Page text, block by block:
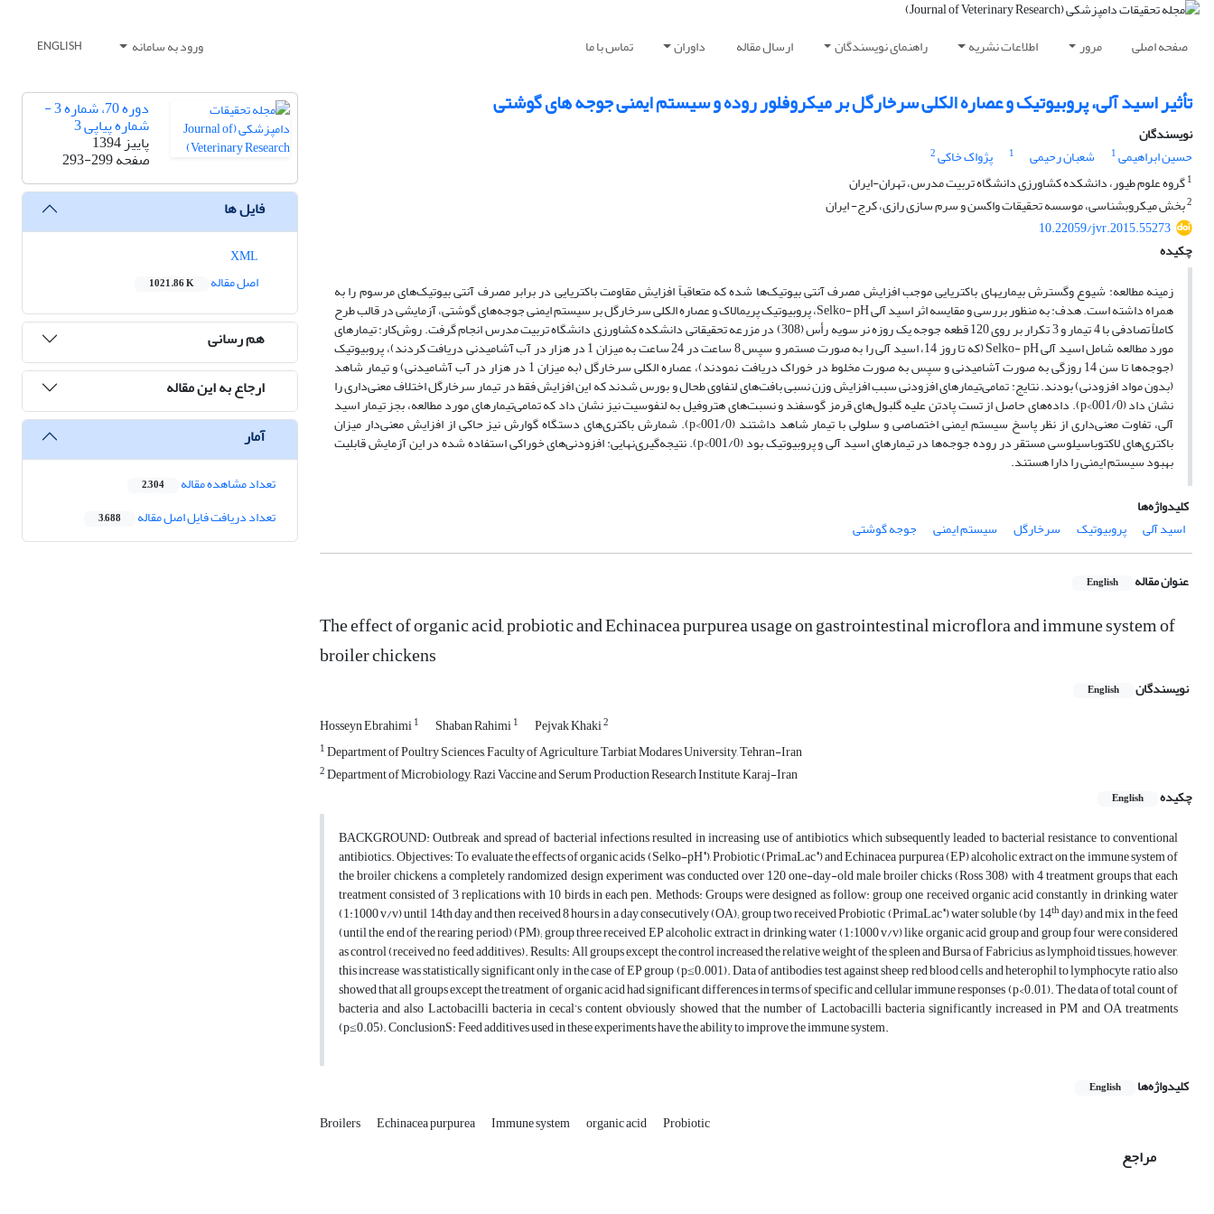
صفحه اصلی مرور اطلاعات نشریه راهنمای نویسندگان ارسال مقاله داوران تماس با ما ورود به سامانه ENGLISH
تأثیر اسید آلی، پروبیوتیک و عصاره الکلی سرخارگل بر میکروفلور روده و سیستم ایمنی جوجه های گوشتی
نویسندگان
حسین ابراهیمی1 شعبان رحیمی 1 پژواک خاکی2
1گروه علوم طیور، دانشکده کشاورزی دانشگاه تربیت مدرس، تهران-ایران
2بخش میکروبشناسی، موسسه تحقیقات واکسن و سرم سازی رازی، کرج- ایران
10.22059/jvr.2015.55273
چکیده
زمینه مطالعه: شیوع وگسترش بیماریهای باکتریایی موجب افزایش مصرف آنتی بیوتیک‌ها شده که متعاقباً افزایش مقاومت باکتریایی در برابر مصرف آنتی بیوتیک‌های مرسوم را به
همراه داشته است. هدف: به منظور بررسی و مقایسه اثر اسید آلی Selko- pH، پروبیوتیک پریمالاک و عصاره الکلی سرخارگل بر سیستم ایمنی جوجه‌های گوشتی، آزمایشی در قالب طرح
کاملاً تصادفی با 4 تیمار و 3 تکرار بر روی 120 قطعه جوجه یک روزه نر سویه رأس (308) در مزرعه تحقیقاتی دانشکده کشاورزی دانشگاه تربیت مدرس انجام گرفت. روش‌کار: تیمار‌های
مورد مطالعه شامل اسید آلی Selko- pH (که تا روز 14، اسید آلی را به صورت مستمر و سپس 8 ساعت در 24 ساعت به میزان 1 در هزار در آب آشامیدنی دریافت کردند)، پروبیوتیک
(جوجه‌ها تا سن 14 روزگی به صورت آشامیدنی و سپس به صورت مخلوط در خوراک دریافت نمودند)، عصاره الکلی سرخارگل (به میزان 1 در هزار در آب آشامیدنی) و تیمار شاهد
(بدون مواد افزودنی) بودند. نتایج: تمامی‌تیمارهای افزودنی سبب افزایش وزن نسبی بافت‌های لنفاوی طحال و بورس شدند که این افزایش فقط در تیمار سرخارگل اختلاف معنی‌داری را
نشان داد (001/0>p). داده‌های حاصل از تست پادتن علیه گلبول‌های قرمز گوسفند و نسبت‌های هتروفیل به لنفوسیت نیز نشان داد که تمامی‌تیمارهای مورد مطالعه، بجز تیمار اسید
آلی، تفاوت معنی‌داری از نظر پاسخ سیستم ایمنی اختصاصی و سلولی با تیمار شاهد داشتند (001/0>p). شمارش باکتری‌های دستگاه گوارش نیز حاکی از افزایش معنی‌دار میزان
باکتری‌های لاکتوباسیلوسی مستقر در روده جوجه‌ها در تیمارهای اسید آلی و پروبیوتیک بود (001/0>p). نتیجه‌گیری‌نهایی: افزودنی‌های خوراکی استفاده شده در این آزمایش قابلیت
بهبود سیستم ایمنی را دارا هستند.
کلیدواژه‌ها
اسید آلی
پروبیوتیک سرخارگل سیستم ایمنی جوجه گوشتی
عنوان مقاله English
The effect of organic acid, probiotic and Echinacea purpurea usage on gastrointestinal microflora and immune system of
broiler chickens
نویسندگان English
Hosseyn Ebrahimi1 Shaban Rahimi1 Pejvak Khaki2
1Department of Poultry Sciences, Faculty of Agriculture, Tarbiat Modares University, Tehran-Iran
2Department of Microbiology, Razi Vaccine and Serum Production Research Institute, Karaj-Iran
چکیده
English
BACKGROUND:Outbreak and spread of bacterial infections resulted in increasing use of antibiotics which subsequently leaded to bacterial resistance to conventional
antibiotics.Objectives:To evaluate the effects of organic acids (Selko-pH®), Probiotic (PrimaLac®) and Echinacea purpurea (EP) alcoholic extract on the immune system of
the broiler chickens, a completely randomized design experiment was conducted over 120 one-day-old male broiler chicks (Ross 308) with 4 treatment groups that each
treatment consisted of 3 replications with 10 birds in each pen. Methods: Groups were designed as follow: group one received organic acid constantly in drinking water
(1:1000 v/v) until 14th day and then received 8 hours in a day consecutively (OA); group two received Probiotic (PrimaLac®) water soluble (by 14thday) and mix in the feed
(until the end of the rearing period) (PM); group three received EP alcoholic extract in drinking water (1:1000 v/v) like organic acid group and group four were considered
as control (received no feed additives).Results:All groups except the control increased the relative weight of the spleen and Bursa of Fabricius as lymphoid tissues; however,
this increase was statistically significant only in the case of EP group (p≤0.001). Data of antibodies test against sheep red blood cells and heterophil to lymphocyte ratio also
showed that all groups except the treatment of organic acid had significant differences in terms of specific and cellular immune responses (p<0.01). The data of total count of
bacteria and also Lactobacilli bacteria in cecal’s content obviously showed that the number of Lactobacilli bacteria significantly increased in PM and OA treatments
(p≤0.05).ConclusionS:Feed additives used in these experiments have the ability to improve the immune system.
کلیدواژه‌ها English
Broilers Echinacea purpurea Immune system organic acid Probiotic
مراجع
دوره 70، شماره 3 -
شماره پیاپی 3
پاییز 1394
صفحه293-299
فایل ها
اصل مقاله
1021.86 K
هم رسانی
ارجاع به این مقاله
آمار
تعداد مشاهده مقاله 2,304
تعداد دریافت فایل اصل مقاله 3,688